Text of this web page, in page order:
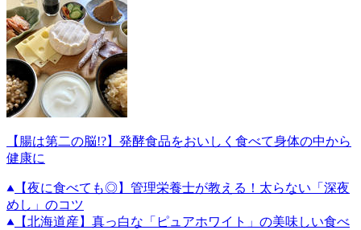
【腸は第二の脳!?】発酵食品をおいしく食べて身体の中から
健康に
【夜に食べても◎】管理栄養士が教える！太らない「深夜
めし」のコツ
【北海道産】真っ白な「ピュアホワイト」の美味しい食べ